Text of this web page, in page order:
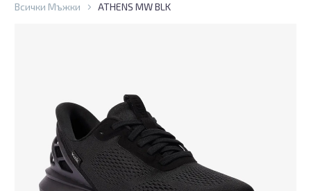
Всички Мъжки
ATHENS MW BLK